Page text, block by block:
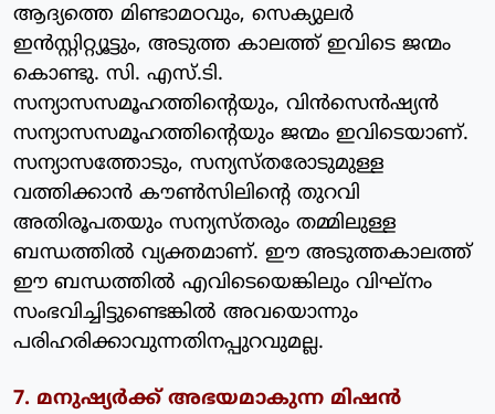
ആദ്യത്തെ മിണ്ടാമഠവും, സെക്യുലര്‍
ഇന്‍സ്റ്റിറ്റ്യൂട്ടും, അടുത്ത കാലത്ത് ഇവിടെ ജന്മം
കൊണ്ടു. സി. എസ്.ടി.
സന്യാസസമൂഹത്തിന്റെയും, വിന്‍സെന്‍ഷ്യന്‍
സന്യാസസമൂഹത്തിന്റെയും ജന്മം ഇവിടെയാണ്.
സന്യാസത്തോടും, സന്യസ്തരോടുമുള്ള
വത്തിക്കാന്‍ കൗണ്‍സിലിന്റെ തുറവി
അതിരൂപതയും സന്യസ്തരും തമ്മിലുള്ള
ബന്ധത്തില്‍ വ്യക്തമാണ്. ഈ അടുത്തകാലത്ത്
ഈ ബന്ധത്തില്‍ എവിടെയെങ്കിലും വിഘ്‌നം
സംഭവിച്ചിട്ടുണ്ടെങ്കില്‍ അവയൊന്നും
പരിഹരിക്കാവുന്നതിനപ്പുറവുമല്ല.
7. മനുഷ്യര്‍ക്ക് അഭയമാകുന്ന മിഷന്‍